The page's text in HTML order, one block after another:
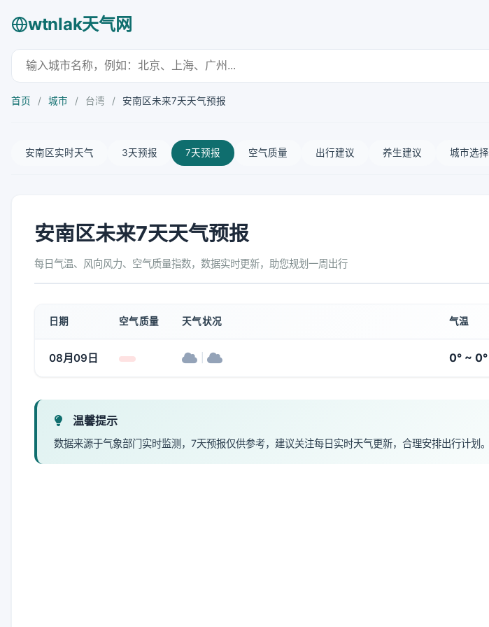
wtnlak天气网
首页 / 城市 / 台湾 / 安南区未来7天天气预报
安南区实时天气 3天预报 7天预报 空气质量 出行建议 养生建议 城市选择
安南区未来7天天气预报
每日气温、风向风力、空气质量指数，数据实时更新，助您规划一周出行
日期 空气质量 天气状况 气温
08月09日 0° ~ 0°
温馨提示
数据来源于气象部门实时监测，7天预报仅供参考，建议关注每日实时天气更新，合理安排出行计划。